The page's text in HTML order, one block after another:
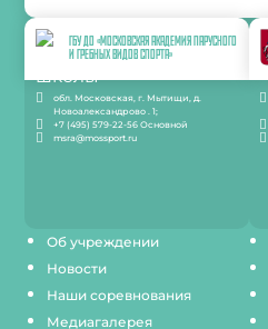
Об учреждении
Новости
Наши соревнования
Медиагалерея
ГБУ ДО «МОСКОВСКАЯ АКАДЕМИЯ ПАРУСНОГО
И ГРЕБНЫХ ВИДОВ СПОРТА»
обл. Московская, г. Мытищи, д.
Новоалександрово . 1;
+7 (495) 579-22-56 Основной
msra@mossport.ru